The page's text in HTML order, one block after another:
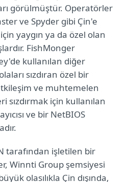
görülmüştür. Operatörler
ve Spyder gibi Çin'e
yaygın ya da özel olan
FishMonger
kullanılan diğer
sızdıran özel bir
ve muhtemelen
sızdırmak için kullanılan
ve bir NetBIOS
tarafından işletilen bir
Winnti Group şemsiyesi
olasılıkla Çin dışında,